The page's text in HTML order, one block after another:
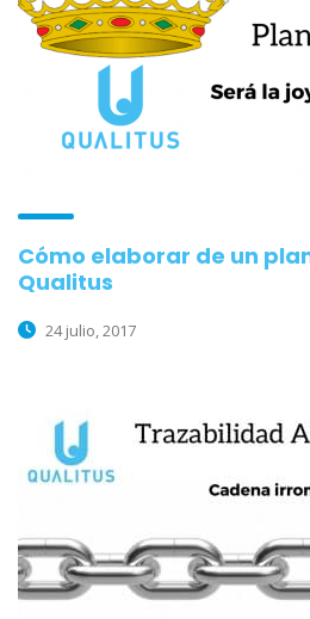
Cómo elaborar de un
Qualitus
24 julio, 2017